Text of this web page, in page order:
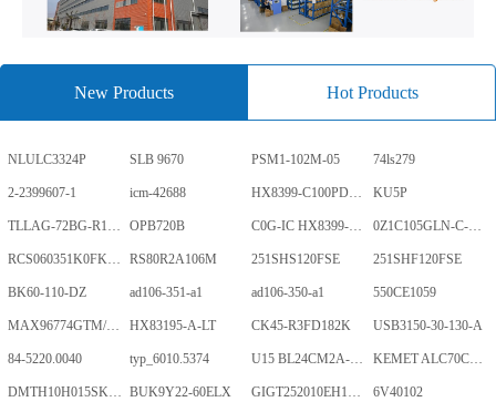
New Products Hot Products
NLULC3324P SLB 9670 PSM1-102M-05 74ls279
2-2399607-1 icm-42688 HX8399-C100PD1700-GP KU5P
TLLAG-72BG-R1KH1-V-A OPB720B C0G-IC HX8399-C100PD1700-GP 0Z1C105GLN-C-0-TR
RCS060351K0FKEA RS80R2A106M 251SHS120FSE 251SHF120FSE
BK60-110-DZ ad106-351-a1 ad106-350-a1 550CE1059
MAX96774GTM/V+ HX83195-A-LT CK45-R3FD182K USB3150-30-130-A
84-5220.0040 typ_6010.5374 U15 BL24CM2A-PARC KEMET ALC70C152EN450
DMTH10H015SK3Q BUK9Y22-60ELX GIGT252010EH1R0MNE 6V40102